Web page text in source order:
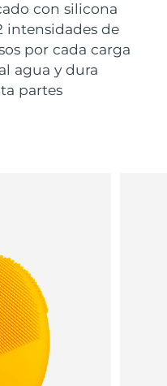
con silicona
intensidades de
por cada carga
agua y dura
partes